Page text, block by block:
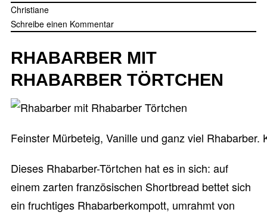
und
Sesam“
Christiane
Schreibe einen Kommentar
RHABARBER MIT
RHABARBER TÖRTCHEN
Feinster Mürbeteig, Vanille und ganz viel Rhabarber.
Dieses Rhabarber-Törtchen hat es in sich: auf
einem zarten französischen Shortbread bettet sich
ein fruchtiges Rhabarberkompott, umrahmt von